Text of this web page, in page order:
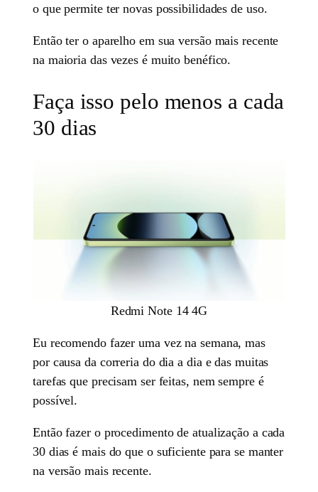
o que permite ter novas possibilidades de uso.
Então ter o aparelho em sua versão mais recente
na maioria das vezes é muito benéfico.
Faça isso pelo menos a cada
30 dias
Redmi Note 14 4G
Eu recomendo fazer uma vez na semana, mas
por causa da correria do dia a dia e das muitas
tarefas que precisam ser feitas, nem sempre é
possível.
Então fazer o procedimento de atualização a cada
30 dias é mais do que o suficiente para se manter
na versão mais recente.